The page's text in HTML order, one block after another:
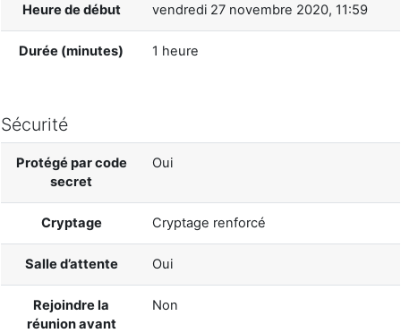
Heure de début vendredi 27 novembre 2020, 11:59
Durée (minutes) 1 heure
Sécurité
Protégé par code
secret
Oui
Cryptage Cryptage renforcé
Salle d’attente Oui
Rejoindre la
réunion avant
Non